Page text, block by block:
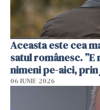
Aceasta este cea
satul românesc. ”E
nimeni pe-aici,
06 IUNIE 2026